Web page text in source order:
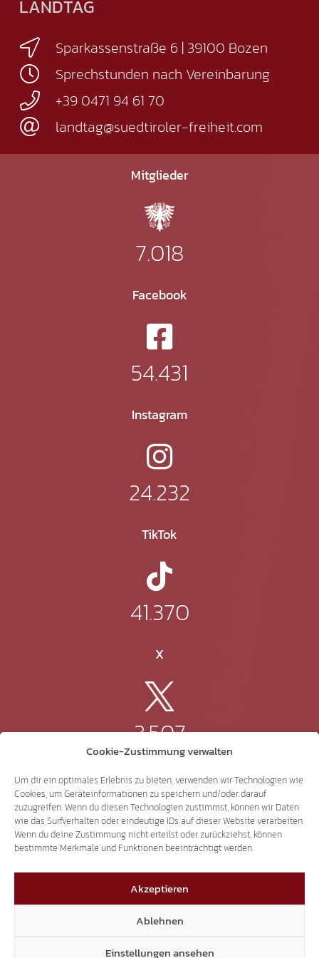
Cookie-Zustimmung verwalten
Um dir ein optimales Erlebnis zu bieten, verwenden wir Technologien wie
Cookies, um Geräteinformationen zu speichern und/oder darauf
zuzugreifen. Wenn du diesen Technologien zustimmst, können wir Daten
wie das Surfverhalten oder eindeutige IDs auf dieser Website verarbeiten.
Wenn du deine Zustimmung nicht erteilst oder zurückziehst, können
bestimmte Merkmale und Funktionen beeinträchtigt werden.
Akzeptieren
Ablehnen
Einstellungen ansehen
LANDTAG
Sparkassenstraße 6 | 39100 Bozen
Sprechstunden nach Vereinbarung
+39 0471 94 61 70
landtag@suedtiroler-freiheit.com
Mitglieder
7.018
Facebook
54.431
Instagram
24.232
TikTok
41.370
X
3.507
Threads
3.401
YouTube